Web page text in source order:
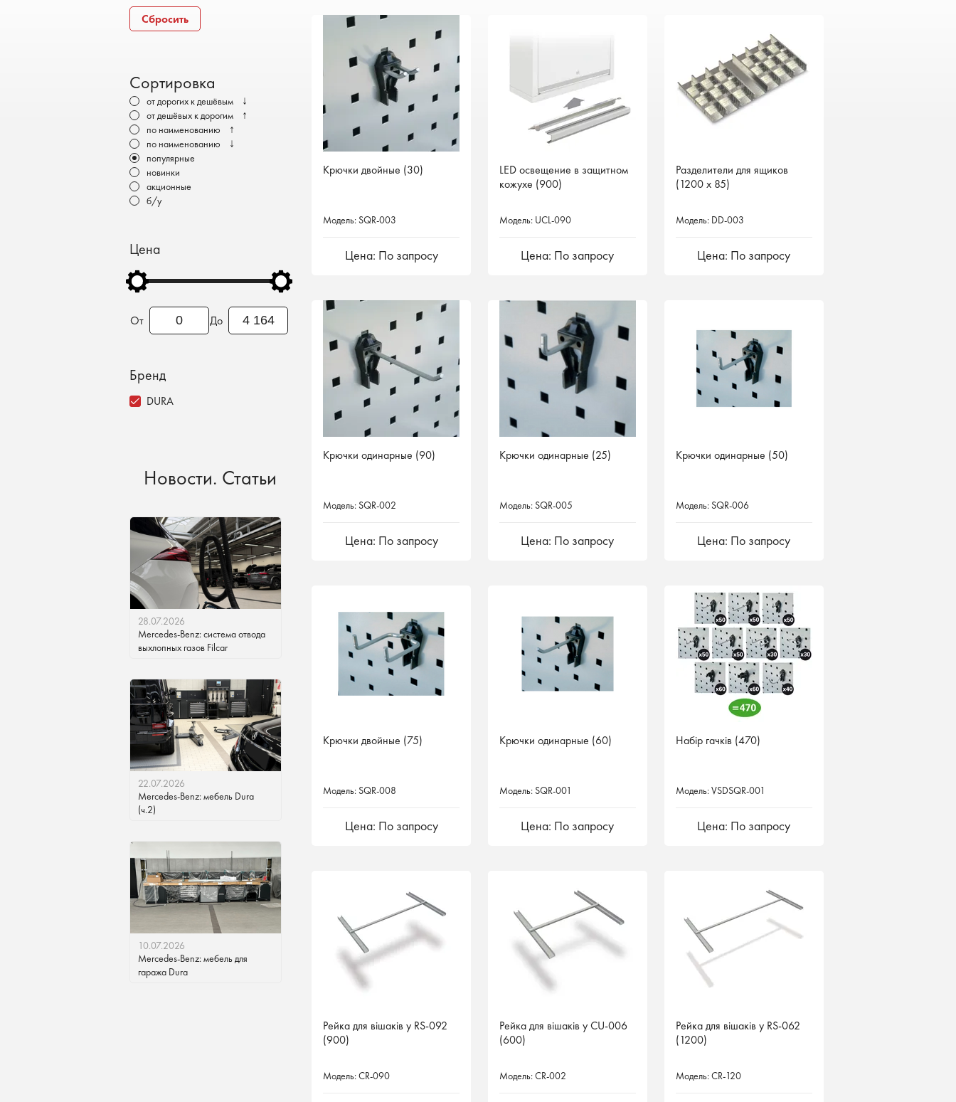
Электромобили
Сбросить
Сортировка
от дорогих к дешёвым ↓
от дешёвых к дорогим ↑
по наименованию ↑
по наименованию ↓
популярные
новинки
акционные
б/у
Цена
От До
Бренд
DURA
Новости. Статьи
28.07.2026
Mercedes-Benz: система отвода
выхлопных газов Filcar
22.07.2026
Mercedes-Benz: мебель Dura
(ч.2)
10.07.2026
Mercedes-Benz: мебель для
гаража Dura
Крючки двойные (30)
Модель: SQR-003
Цена: По запросу
LED освещение в защитном
кожухе (900)
Модель: UCL-090
Цена: По запросу
Разделители для ящиков
(1200 х 85)
Модель: DD-003
Цена: По запросу
Крючки одинарные (90)
Модель: SQR-002
Цена: По запросу
Крючки одинарные (25)
Модель: SQR-005
Цена: По запросу
Крючки одинарные (50)
Модель: SQR-006
Цена: По запросу
Крючки двойные (75)
Модель: SQR-008
Цена: По запросу
Крючки одинарные (60)
Модель: SQR-001
Цена: По запросу
Набір гачків (470)
Модель: VSDSQR-001
Цена: По запросу
Рейка для вішаків у RS-092
(900)
Модель: CR-090
Рейка для вішаків у CU-006
(600)
Модель: CR-002
Рейка для вішаків у RS-062
(1200)
Модель: CR-120